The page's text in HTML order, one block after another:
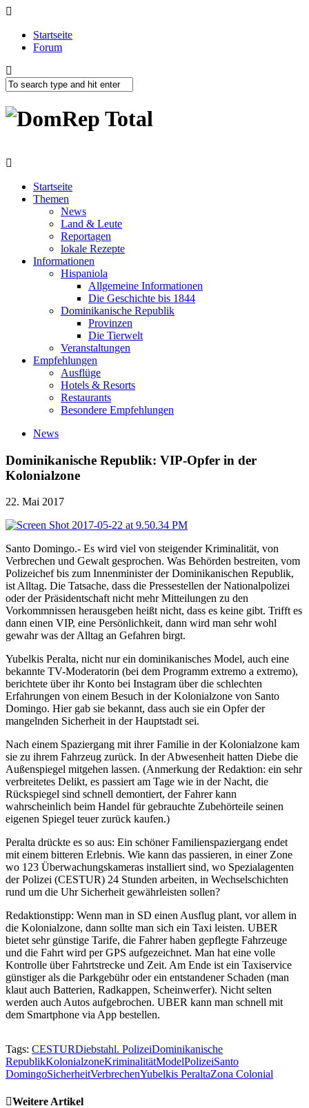
Startseite
Forum
Startseite
Themen
News
Land & Leute
Reportagen
lokale Rezepte
Informationen
Hispaniola
Allgemeine Informationen
Die Geschichte bis 1844
Dominikanische Republik
Provinzen
Die Tierwelt
Veranstaltungen
Empfehlungen
Ausflüge
Hotels & Resorts
Restaurants
Besondere Empfehlungen
News
Dominikanische Republik: VIP-Opfer in der
Kolonialzone
22. Mai 2017
Santo Domingo.- Es wird viel von steigender Kriminalität, von
Verbrechen und Gewalt gesprochen. Was Behörden bestreiten, vom
Polizeichef bis zum Innenminister der Dominikanischen Republik,
ist Alltag. Die Tatsache, dass die Pressestellen der Nationalpolizei
oder der Präsidentschaft nicht mehr Mitteilungen zu den
Vorkommnissen herausgeben heißt nicht, dass es keine gibt. Trifft es
dann einen VIP, eine Persönlichkeit, dann wird man sehr wohl
gewahr was der Alltag an Gefahren birgt.
Yubelkis Peralta, nicht nur ein dominikanisches Model, auch eine
bekannte TV-Moderatorin (bei dem Programm extremo a extremo),
berichtete über ihr Konto bei Instagram über die schlechten
Erfahrungen von einem Besuch in der Kolonialzone von Santo
Domingo. Hier gab sie bekannt, dass auch sie ein Opfer der
mangelnden Sicherheit in der Hauptstadt sei.
Nach einem Spaziergang mit ihrer Familie in der Kolonialzone kam
sie zu ihrem Fahrzeug zurück. In der Abwesenheit hatten Diebe die
Außenspiegel mitgehen lassen. (Anmerkung der Redaktion: ein sehr
verbreitetes Delikt, es passiert am Tage wie in der Nacht, die
Rückspiegel sind schnell demontiert, der Fahrer kann
wahrscheinlich beim Handel für gebrauchte Zubehörteile seinen
eigenen Spiegel teuer zurück kaufen.)
Peralta drückte es so aus: Ein schöner Familienspaziergang endet
mit einem bitteren Erlebnis. Wie kann das passieren, in einer Zone
wo 123 Überwachungskameras installiert sind, wo Spezialagenten
der Polizei (CESTUR) 24 Stunden arbeiten, in Wechselschichten
rund um die Uhr Sicherheit gewährleisten sollen?
Redaktionstipp: Wenn man in SD einen Ausflug plant, vor allem in
die Kolonialzone, dann sollte man sich ein Taxi leisten. UBER
bietet sehr günstige Tarife, die Fahrer haben gepflegte Fahrzeuge
und die Fahrt wird per GPS aufgezeichnet. Man hat eine volle
Kontrolle über Fahrtstrecke und Zeit. Am Ende ist ein Taxiservice
günstiger als die Parkgebühr oder ein entstandener Schaden (man
klaut auch Batterien, Radkappen, Scheinwerfer). Nicht selten
werden auch Autos aufgebrochen. UBER kann man schnell mit
dem Smartphone via App bestellen.
Tags: CESTURDiebstahl. PolizeiDominikanische
RepublikKolonialzoneKriminalitätModelPolizeiSanto
DomingoSicherheitVerbrechenYubelkis PeraltaZona Colonial
Weitere Artikel